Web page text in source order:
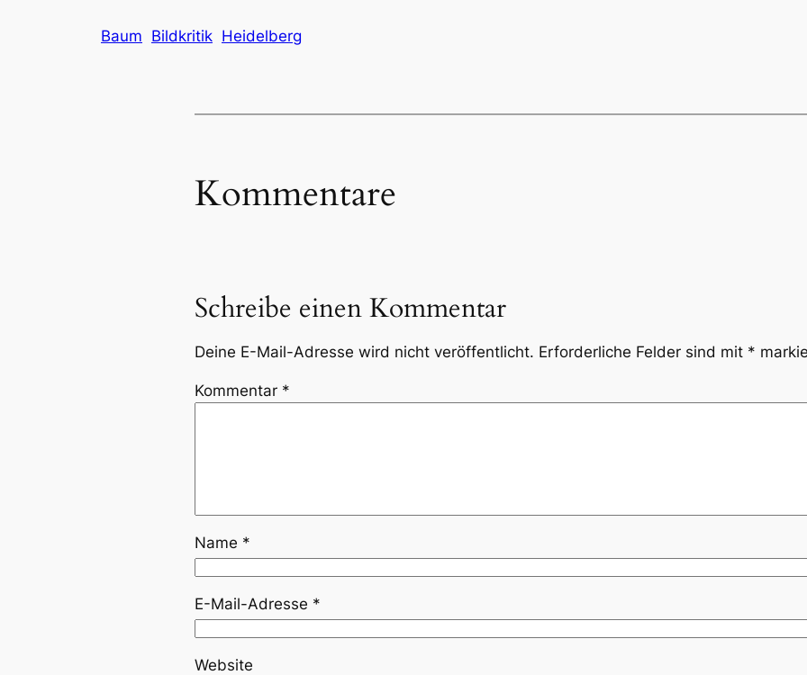
Baum Bildkritik Heidelberg
Kommentare
Schreibe einen Kommentar
Deine E-Mail-Adresse wird nicht veröffentlicht. Erforderliche Felder sind mit *
Kommentar *
Name *
E-Mail-Adresse *
Website